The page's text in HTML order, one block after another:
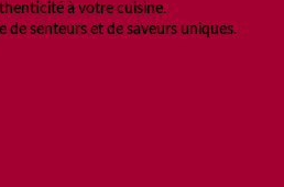
à votre cuisine.
de senteurs et de saveurs uniques.